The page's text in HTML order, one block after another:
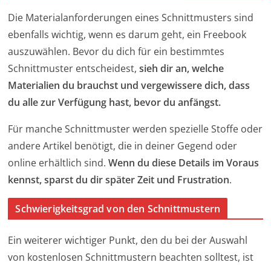
Die Materialanforderungen eines Schnittmusters sind
ebenfalls wichtig, wenn es darum geht, ein Freebook
auszuwählen. Bevor du dich für ein bestimmtes
Schnittmuster entscheidest,sieh dir an, welche
Materialien du brauchst und vergewissere dich, dass
du alle zur Verfügung hast, bevor du anfängst.
Für manche Schnittmuster werden spezielle Stoffe oder
andere Artikel benötigt, die in deiner Gegend oder
online erhältlich sind.Wenn du diese Details im Voraus
kennst, sparst du dir später Zeit und Frustration.
Schwierigkeitsgrad von den Schnittmustern
Ein weiterer wichtiger Punkt, den du bei der Auswahl
von kostenlosen Schnittmustern beachten solltest, ist